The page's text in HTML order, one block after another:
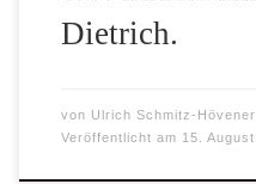
Dietrich.
von Ulrich Schmitz-Hövener
Veröffentlicht am 15.